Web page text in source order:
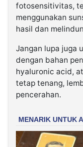
fotosensitivitas,
menggunakan
hasil dan
Jangan lupa juga
dengan bahan
hyaluronic acid,
tetap tenang,
pencerahan.